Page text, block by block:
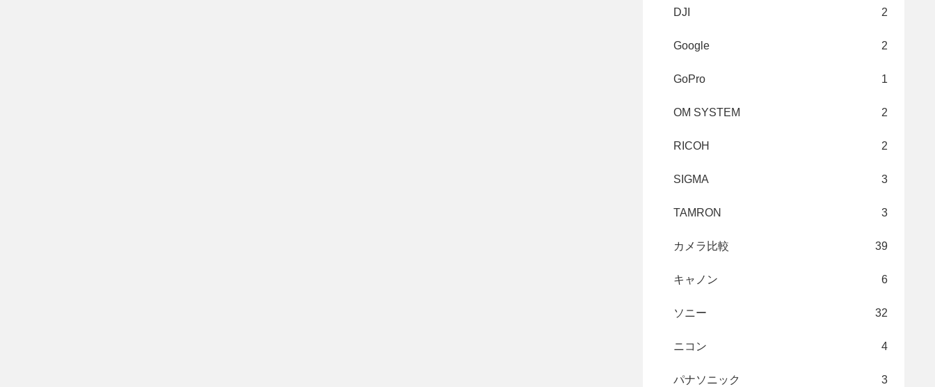
DJI 2
Google 2
GoPro 1
OM SYSTEM 2
RICOH 2
SIGMA 3
TAMRON 3
カメラ比較 39
キャノン 6
ソニー 32
ニコン 4
パナソニック 3